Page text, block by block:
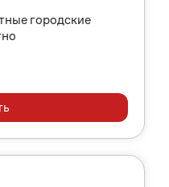
городские